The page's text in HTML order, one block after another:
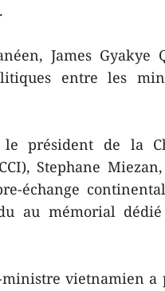
James Gyakye
entre les
président de la
Stephane
échange
au mémorial
vietnamien a